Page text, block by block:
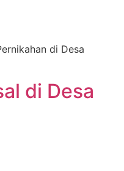
di Desa
di Desa